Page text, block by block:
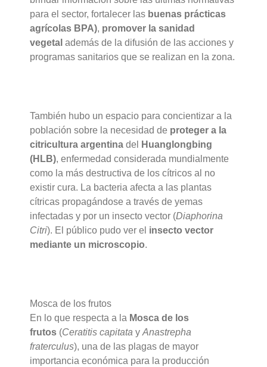
para el sector, fortalecer las buenas prácticas
agrícolas BPA), promover la sanidad
vegetal además de la difusión de las acciones y
programas sanitarios que se realizan en la zona.
También hubo un espacio para concientizar a la
población sobre la necesidad de proteger a la
citricultura argentina del
Huanglongbing
(HLB), enfermedad considerada mundialmente
como la más destructiva de los cítricos al no
existir cura. La bacteria afecta a las plantas
cítricas propagándose a través de yemas
infectadas y por un insecto vector (Diaphorina
Citri). El público pudo ver el insecto vector
mediante un microscopio.
Mosca de los frutos
En lo que respecta a la Mosca de los
frutos (Ceratitis capitata yAnastrepha
fraterculus), una de las plagas de mayor
importancia económica para la producción